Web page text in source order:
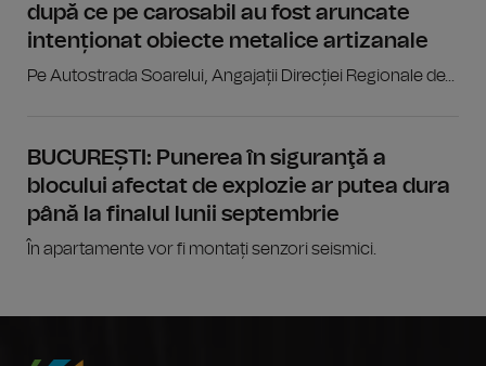
după ce pe carosabil au fost aruncate
intenționat obiecte metalice artizanale
Pe Autostrada Soarelui, Angajații Direcției Regionale de...
BUCUREȘTI: Punerea în siguranţă a
blocului afectat de explozie ar putea dura
până la finalul lunii septembrie
În apartamente vor fi montați senzori seismici.